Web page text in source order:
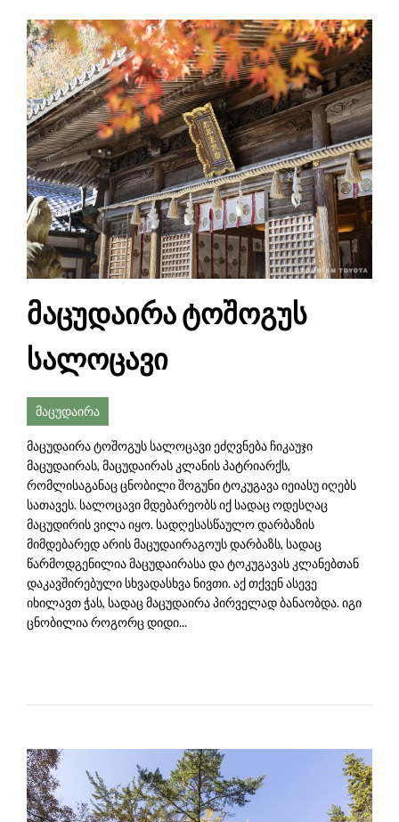
მაცუდაირა ტოშოგუს
სალოცავი
მაცუდაირა
მაცუდაირა ტოშოგუს სალოცავი ეძღვნება ჩიკაუჯი
მაცუდაირას, მაცუდაირას კლანის პატრიარქს,
რომლისაგანაც ცნობილი შოგუნი ტოკუგავა იეიასუ იღებს
სათავეს. სალოცავი მდებარეობს იქ სადაც ოდესღაც
მაცუდირის ვილა იყო. სადღესასწაულო დარბაზის
მიმდებარედ არის მაცუდაირაგოუს დარბაზს, სადაც
წარმოდგენილია მაცუდაირასა და ტოკუგავას კლანებთან
დაკავშირებული სხვადასხვა ნივთი. აქ თქვენ ასევე
იხილავთ ჭას, სადაც მაცუდაირა პირველად ბანაობდა. იგი
ცნობილია როგორც დიდი...